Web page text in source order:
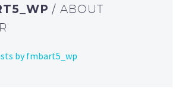
/ ABOUT
by fmbart5_wp